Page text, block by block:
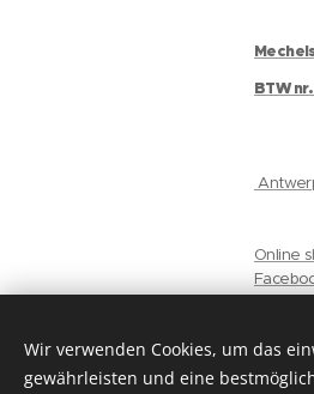
BTW
Online
Wir verwenden Cookies, um das
gewährleisten und eine